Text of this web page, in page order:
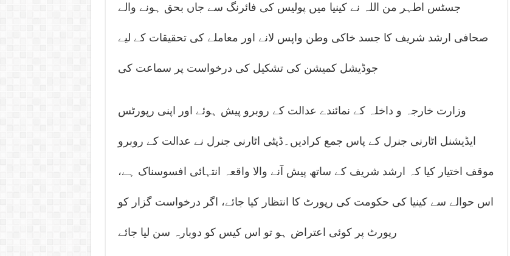
جسٹس اطہر من اللہ نے کینیا میں پولیس کی فائرنگ سے جاں بحق ہونے والے
صحافی ارشد شریف کا جسد خاکی وطن واپس لانے اور معاملے کی تحقیقات کے لیے
جوڈیشل کمیشن کی تشکیل کی درخواست پر سماعت کی
وزارت خارجہ و داخلہ کے نمائندے عدالت کے روبرو پیش ہوئے اور اپنی رپورٹس
ایڈیشنل اٹارنی جنرل کے پاس جمع کرادیں۔ڈپٹی اٹارنی جنرل نے عدالت کے روبرو
موقف اختیار کیا کہ ارشد شریف کے ساتھ پیش آنے والا واقعہ انتہائی افسوسناک ہے،
اس حوالے سے کینیا کی حکومت کی رپورٹ کا انتظار کيا جائے، اگر درخواست گزار کو
رپورٹ پر کوئی اعتراض ہو تو اس کیس کو دوبارہ سن لیا جائے